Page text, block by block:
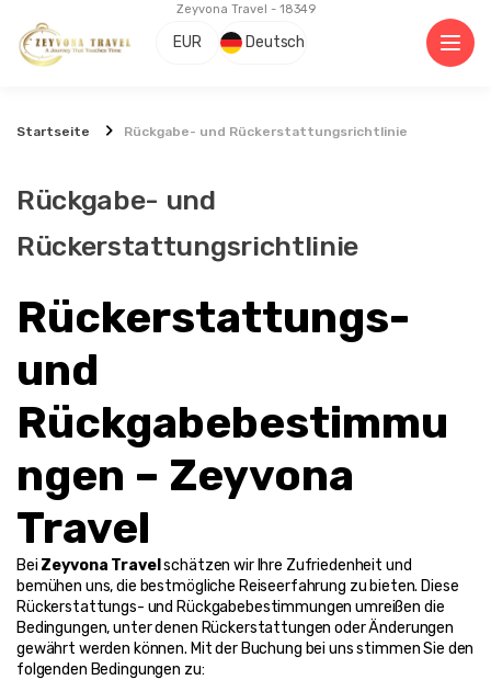
Zeyvona Travel - 18349
EUR Deutsch
Startseite Rückgabe- und Rückerstattungsrichtlinie
Rückgabe- und
Rückerstattungsrichtlinie
Rückerstattungs-
und
Rückgabebestimmu
ngen – Zeyvona
Travel
Bei Zeyvona Travel schätzen wir Ihre Zufriedenheit und
bemühen uns, die bestmögliche Reiseerfahrung zu bieten. Diese
Rückerstattungs- und Rückgabebestimmungen umreißen die
Bedingungen, unter denen Rückerstattungen oder Änderungen
gewährt werden können. Mit der Buchung bei uns stimmen Sie den
folgenden Bedingungen zu: